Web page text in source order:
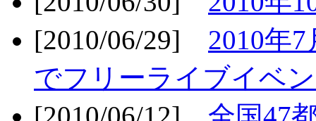
[2010/06/29] 2010年
でフリーライブイベ